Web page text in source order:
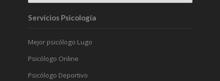
Servicios Psicología
Mejor psicólogo Lugo
Psicólogo Online
Psicólogo Deportivo